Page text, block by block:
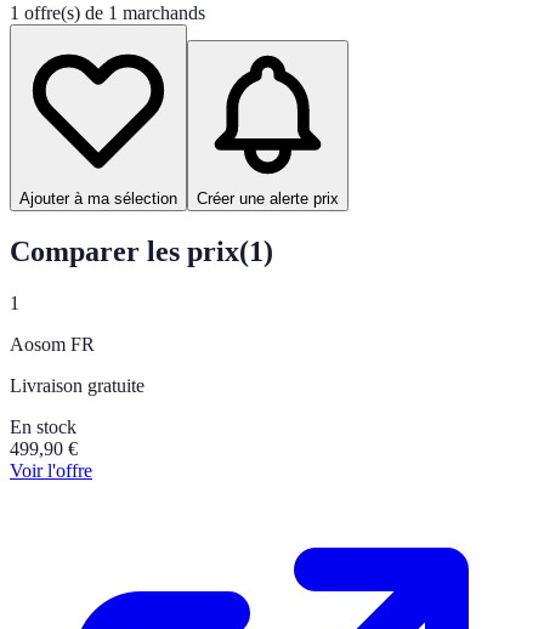
1 offre(s) de 1 marchands
Ajouter à ma sélection Créer une alerte prix
Comparer les prix(1)
1
Aosom FR
Livraison gratuite
En stock
499,90 €
Voir l'offre